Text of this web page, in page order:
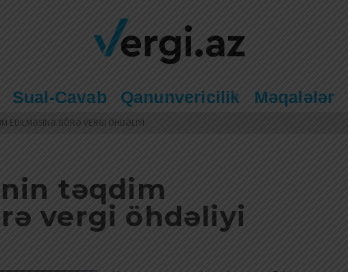
Sual-Cavab Qanunvericilik Məqalələr
EDILMƏSINƏ GÖRƏ VERGI ÖHDƏLIYI
təqdim
vergi öhdəliyi